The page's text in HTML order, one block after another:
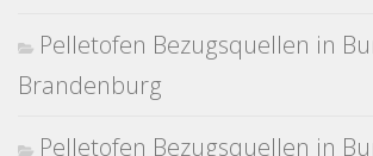
Pelletofen Bezugsquellen in
Brandenburg
Pelletofen Bezugsquellen in